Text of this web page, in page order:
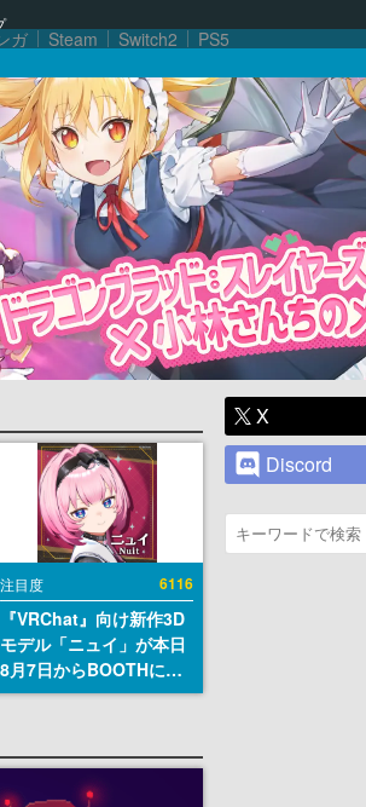
ガ Steam Switch2 PS5
注目度 6116
『VRChat』向け新作3D
モデル「ニュイ」が本日
8月7日からBOOTHにて
発売。瞳に光る星や感情
X
Discord